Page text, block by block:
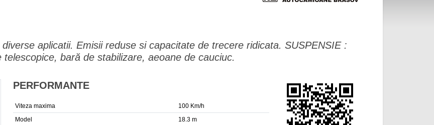
aplicatii. Emisii reduse si capacitate de trecere ridicata. SUSPENSIE :
bară de stabilizare, aeoane de cauciuc.
PERFORMANTE
Viteza maxima
100 Km/h
Model
18.3 m